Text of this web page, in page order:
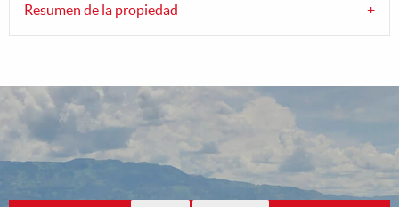
Resumen de la propiedad